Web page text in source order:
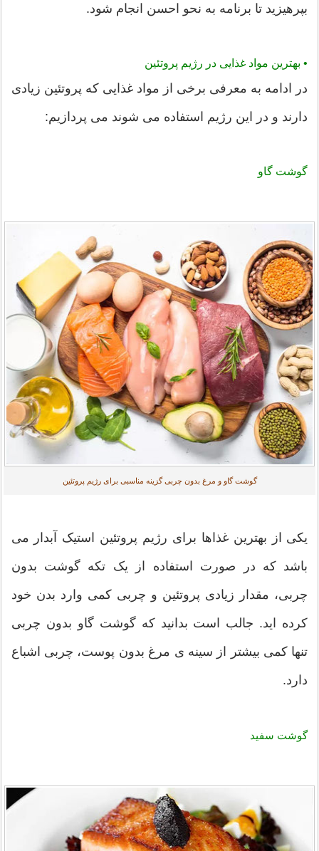
بپرهیزید تا برنامه به نحو احسن انجام شود.
• بهترین مواد غذایی در رژیم پروتئين
در ادامه به معرفی برخی از مواد غذایی که پروتئین زیادی
دارند و در این رژیم استفاده می شوند می پردازیم:
گوشت گاو
گوشت گاو و مرغ بدون چربی گزینه مناسبی برای رژیم پروتئین
یکی از بهترین غذاها برای رژیم پروتئین استیک آبدار می
باشد که در صورت استفاده از یک تکه گوشت بدون
چربی، مقدار زیادی پروتئین و چربی کمی وارد بدن خود
کرده اید. جالب است بدانید که گوشت گاو بدون چربی
تنها کمی بیشتر از سینه ی مرغ بدون پوست، چربی اشباع
دارد.
گوشت سفید